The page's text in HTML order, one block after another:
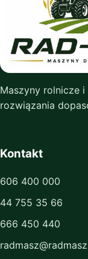
Maszyny rolnicze
rozwiązania
Kontakt
606 400 000
44 755 35 66
666 450 440